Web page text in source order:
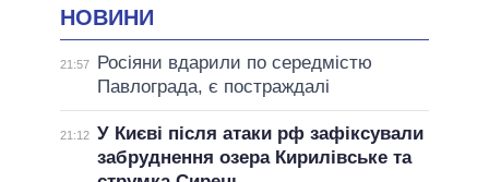
НОВИНИ
21:57
Росіяни вдарили по середмістю
Павлограда, є постраждалі
21:12 У Києві після атаки рф зафіксували
забруднення озера Кирилівське та